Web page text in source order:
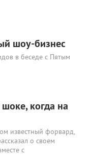
шоу-бизнес
в беседе с Пятым
когда на
известный форвард,
о своем
с